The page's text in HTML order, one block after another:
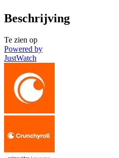
Beschrijving
Te zien op
Powered by
JustWatch